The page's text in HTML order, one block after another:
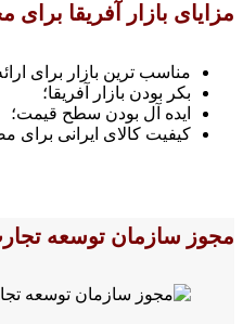
مزایای بازار آفریقا
مناسب ترین بازار برای
بکر بودن بازار آفریقا؛
ایده آل بودن سطح قیمت؛
کیفیت کالای ایرانی برای
مجوز سازمان توسعه